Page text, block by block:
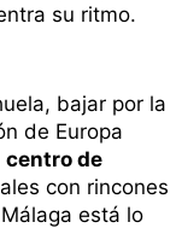
su ritmo.
bajar por la
de Europa
centro de
con rincones
está lo